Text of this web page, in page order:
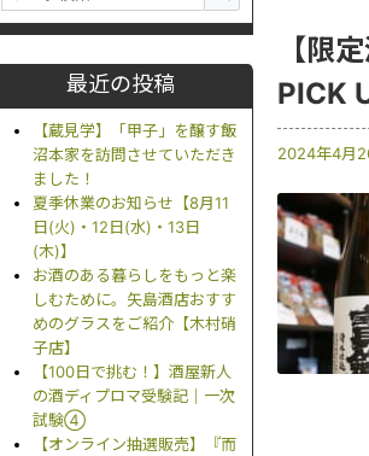
最近の投稿
【蔵見学】「甲子」を醸す飯
沼本家を訪問させていただき
ました！
夏季休業のお知らせ【8月11
日(火)・12日(水)・13日
(木)】
お酒のある暮らしをもっと楽
しむために。矢島酒店おすす
めのグラスをご紹介【木村硝
子店】
【100日で挑む！】酒屋新人
の酒ディプロマ受験記｜一次
試験④
【オンライン抽選販売】『而
【限
PICK
2024年4月